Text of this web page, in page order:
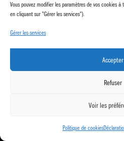
Vous pouvez modifier les paramètres de vos cookies
en cliquant sur "Gérer les services").
Gérer les services
Accepter
Refuser
Voir les
Politique de cookies
L'épicentre +41 22 855 09 05 Ch.